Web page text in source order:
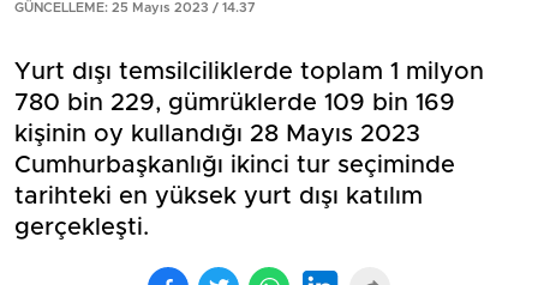
GÜNCELLEME: 25 Mayıs 2023 / 14.37
Yurt dışı temsilciliklerde toplam 1 milyon
780 bin 229, gümrüklerde 109 bin 169
kişinin oy kullandığı 28 Mayıs 2023
Cumhurbaşkanlığı ikinci tur seçiminde
tarihteki en yüksek yurt dışı katılım
gerçekleşti.